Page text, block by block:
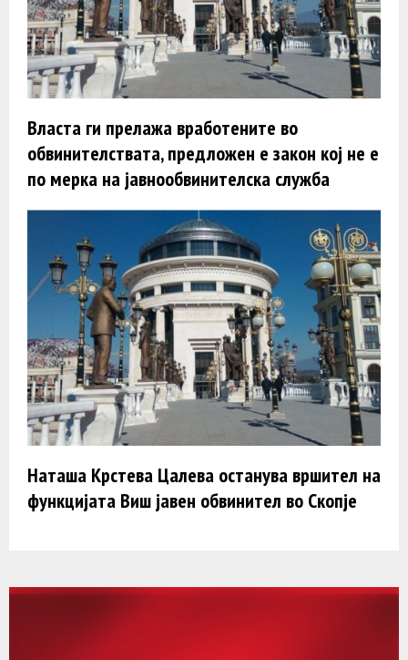
Власта ги прелажа вработените во
обвинителствата, предложен е закон кој не е
по мерка на јавнообвинителска служба
Наташа Крстева Цалева останува вршител на
функцијата Виш јавен обвинител во Скопје